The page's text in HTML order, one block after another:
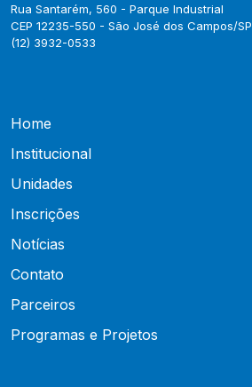
Rua Santarém, 560 - Parque Industrial
CEP 12235-550 - São José dos Campos/SP
(12) 3932-0533
Home
Institucional
Unidades
Inscrições
Notícias
Contato
Parceiros
Programas e Projetos